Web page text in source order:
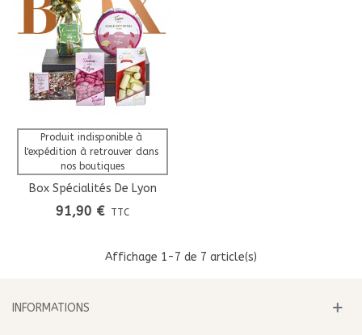
Produit indisponible à
l'expédition à retrouver dans
nos boutiques
Box Spécialités De Lyon
91,90 € TTC
Affichage 1-7 de 7 article(s)
INFORMATIONS